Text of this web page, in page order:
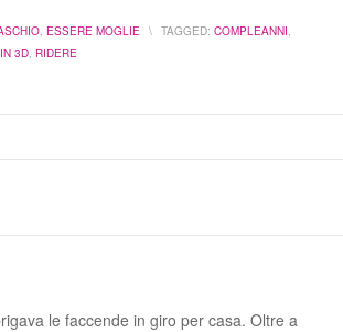
, ESSERE MOGLIE \ TAGGED: COMPLEANNI,
3D, RIDERE
le faccende in giro per casa. Oltre a